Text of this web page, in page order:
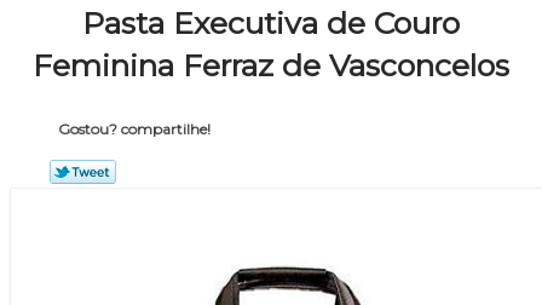
Pasta Executiva de Couro
Feminina Ferraz de Vasconcelos
Gostou? compartilhe!